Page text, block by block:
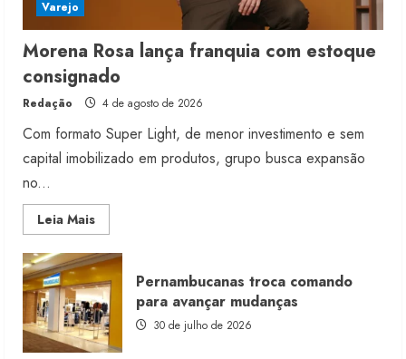
Varejo
Morena Rosa lança franquia com estoque
consignado
Redação 4 de agosto de 2026
Com formato Super Light, de menor investimento e sem
capital imobilizado em produtos, grupo busca expansão
no...
Leia MaisRead
more
Morena
Rosa
lança
franquia
com
estoque
consignado
Pernambucanas troca comando
para avançar mudanças
30 de julho de 2026